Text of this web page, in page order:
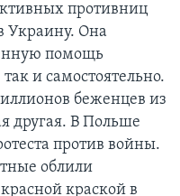
противниц
Украину. Она
помощь
и самостоятельно.
беженцев из
другая. В Польше
против войны.
облили
краской в